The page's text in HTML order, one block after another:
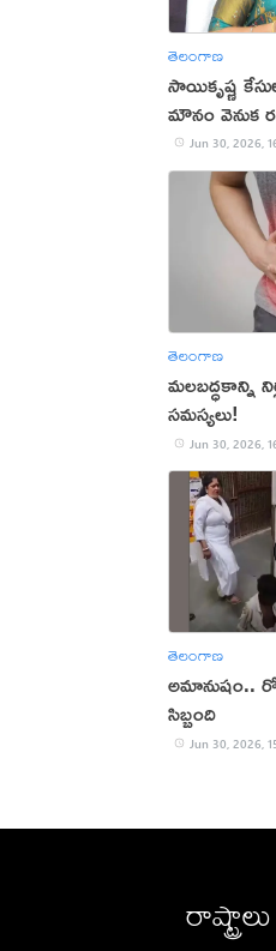
తెలంగాణ
సాయికృష్ణ
మౌనం వెనుక
Jun 30, 2026,
తెలంగాణ
మలబద్ధకాన్ని
సమస్యలు!
Jun 30, 2026,
తెలంగాణ
అమానుషం..
సిబ్బంది
Jun 30, 2026,
రాష్ట్రాలు